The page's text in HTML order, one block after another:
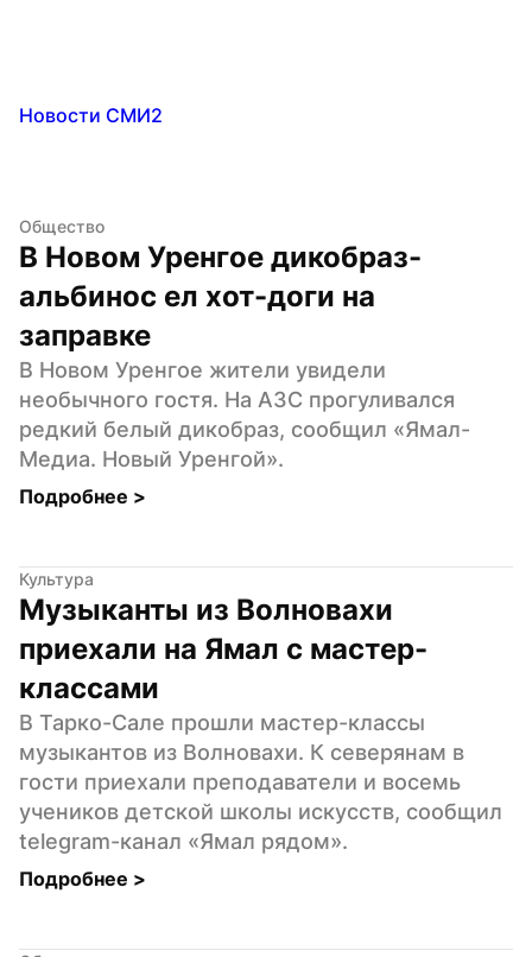
Новости СМИ2
Общество
В Новом Уренгое дикобраз-
альбинос ел хот-доги на
заправке
В Новом Уренгое жители увидели
необычного гостя. На АЗС прогуливался
редкий белый дикобраз, сообщил «Ямал-
Медиа. Новый Уренгой».
Подробнее >
Культура
Музыканты из Волновахи
приехали на Ямал с мастер-
классами
В Тарко-Сале прошли мастер-классы
музыкантов из Волновахи. К северянам в
гости приехали преподаватели и восемь
учеников детской школы искусств, сообщил
telegram-канал «Ямал рядом».
Подробнее >